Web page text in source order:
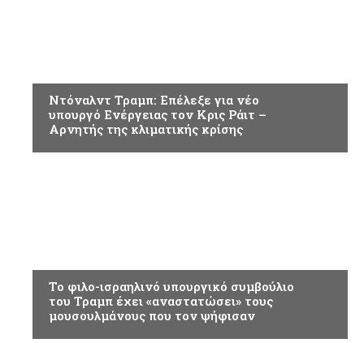
Ντόναλντ Τραμπ: Επέλεξε για νέο
υπουργό Ενέργειας τον Κρις Ράιτ –
Αρνητής της κλιματικής κρίσης
Το φιλο-ισραηλινό υπουργικό συμβούλιο
του Τραμπ έχει «αναστατώσει» τους
μουσουλμάνους που τον ψήφισαν